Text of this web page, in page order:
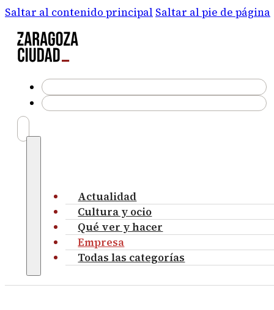
Saltar al contenido principal Saltar al pie de página
Actualidad
Cultura y ocio
Qué ver y hacer
Empresa
Todas las categorías